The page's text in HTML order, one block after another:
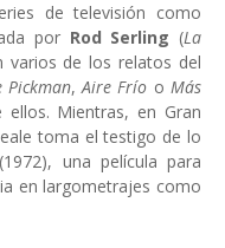
de televisión como
por Rod Serling (La
varios de los relatos del
Pickman,Aire Frío oMás
ellos. Mientras, en Gran
toma el testigo de lo
(1972), una película para
en largometrajes como